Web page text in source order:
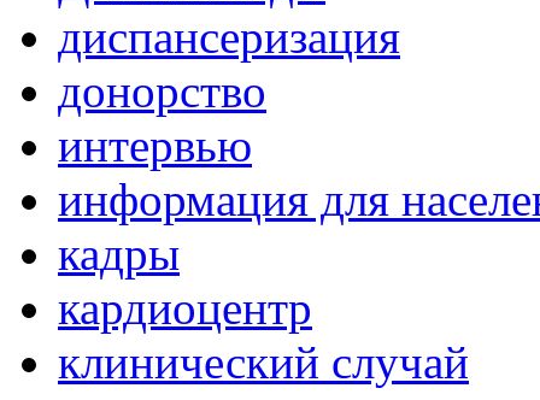
диспансеризация
донорство
интервью
информация для
кадры
кардиоцентр
клинический случай